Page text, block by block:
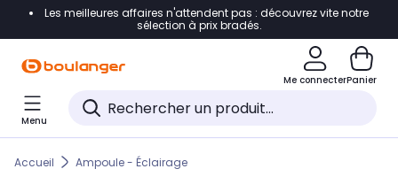
Accéder directement à la navigation
Accéder directement au pied de page
Accéder directement au chatbot
Les meilleures affaires n'attendent pas : découvrez vite notre
sélection à prix bradés.
Me connecterPanier
Menu
Accueil Ampoule - Éclairage